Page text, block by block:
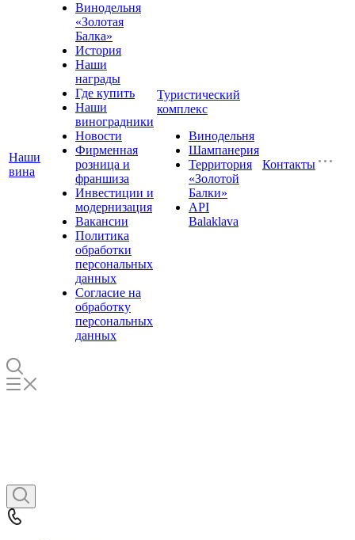
Наши
вина
Винодельня
«Золотая
Балка»
История
Наши
награды
Где купить
Наши
виноградники
Новости
Фирменная
розница и
франшиза
Инвестиции и
модернизация
Вакансии
Политика
обработки
персональных
данных
Согласие на
обработку
персональных
данных
Туристический
комплекс
Винодельня
Шампанерия
Территория
«Золотой
Балки»
API
Balaklava
Контакты